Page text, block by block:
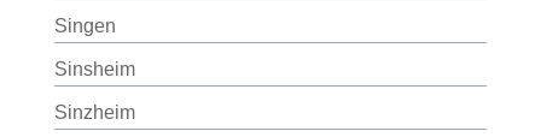
Singen
Sinsheim
Sinzheim